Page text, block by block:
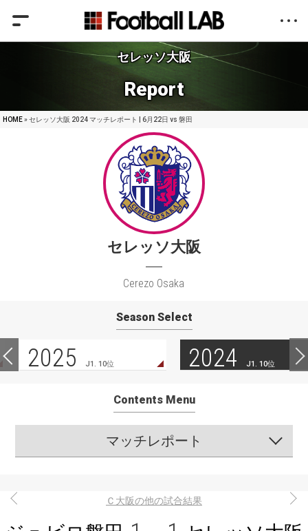
セレッソ大阪
Report
HOME» セレッソ大阪 2024 マッチレポート | 6月22日 vs 磐田
セレッソ大阪
Cerezo Osaka
Season Select
2025 J1. 10位 2024 J1. 10位
Contents Menu
マッチレポート
Ｃ大阪の他の試合結果